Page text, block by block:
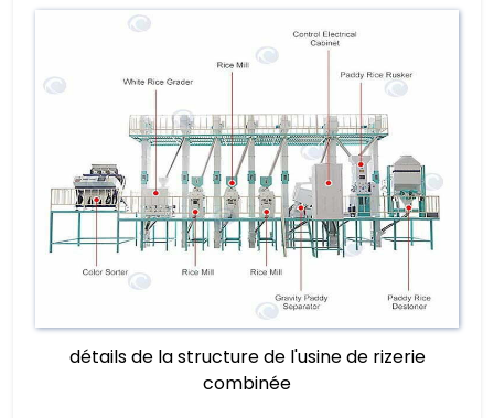
détails de la structure de l'usine de rizerie
combinée